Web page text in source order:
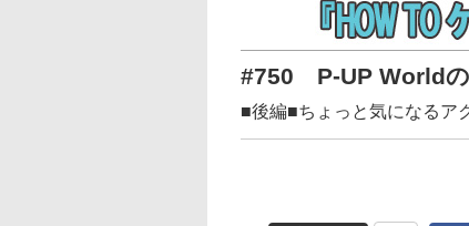
#750 P-UP Worldの
■後編■ちょっと気になるア